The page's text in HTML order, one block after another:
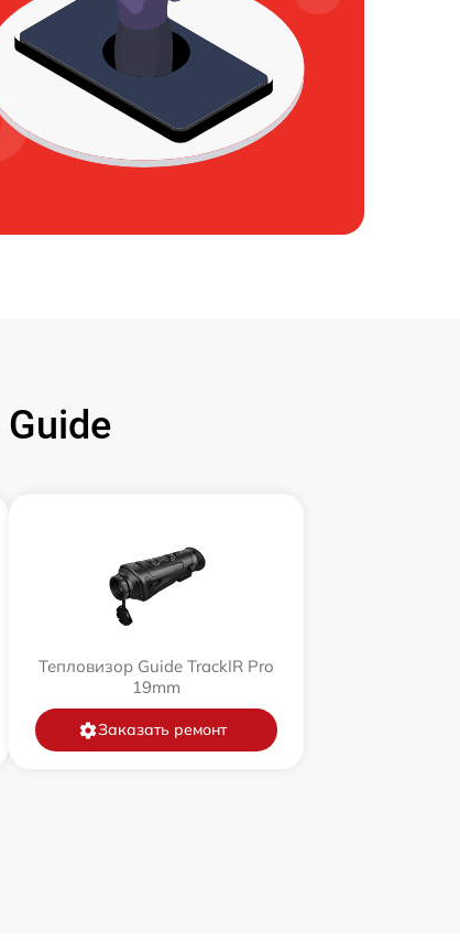
Тепловизор Guide TrackIR Pro
19mm
Заказать ремонт